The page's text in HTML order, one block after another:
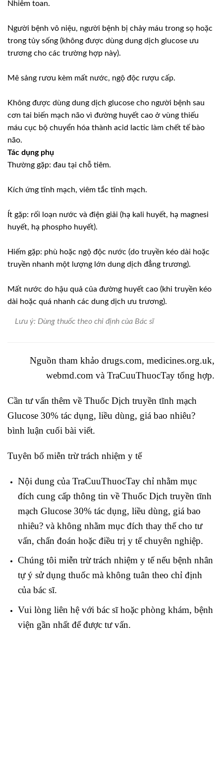
Nhiễm toan.
Người bệnh vô niệu, người bệnh bị chảy máu trong sọ hoặc
trong tủy sống (không được dùng dung dịch glucose ưu
trương cho các trường hợp này).
Mê sảng rươu kèm mất nước, ngộ độc rượu cấp.
Không được dùng dung dịch glucose cho người bệnh sau
cơn tai biến mạch não vì đường huyết cao ở vùng thiếu
máu cục bộ chuyển hóa thành acid lactic làm chết tế bào
não.
Tác dụng phụ
Thường gặp: đau tại chỗ tiêm.
Kích ứng tĩnh mạch, viêm tắc tĩnh mạch.
Ít gặp: rối loạn nước và điện giải (hạ kali huyết, hạ magnesi
huyết, hạ phospho huyết).
Hiếm gặp: phù hoặc ngộ độc nước (do truyền kéo dài hoặc
truyền nhanh một lượng lớn dung dịch đẳng trương).
Mất nước do hậu quả của đường huyết cao (khi truyền kéo
dài hoặc quá nhanh các dung dịch ưu trương).
Lưu ý: Dùng thuốc theo chỉ định của Bác sĩ
Nguồn tham khảo drugs.com, medicines.org.uk,
webmd.com và TraCuuThuocTay tổng hợp.
Cần tư vấn thêm về Thuốc Dịch truyền tĩnh mạch
Glucose 30% tác dụng, liều dùng, giá bao nhiêu?
bình luận cuối bài viết.
Tuyên bố miễn trừ trách nhiệm y tế
Nội dung của TraCuuThuocTay chỉ nhằm mục
đích cung cấp thông tin về Thuốc Dịch truyền tĩnh
mạch Glucose 30% tác dụng, liều dùng, giá bao
nhiêu? và không nhằm mục đích thay thế cho tư
vấn, chẩn đoán hoặc điều trị y tế chuyên nghiệp.
Chúng tôi miễn trừ trách nhiệm y tế nếu bệnh nhân
tự ý sử dụng thuốc mà không tuân theo chỉ định
của bác sĩ.
Vui lòng liên hệ với bác sĩ hoặc phòng khám, bệnh
viện gần nhất để được tư vấn.